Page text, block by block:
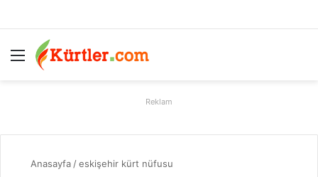
Menü
Reklam
Anasayfa /eskişehir kürt nüfusu